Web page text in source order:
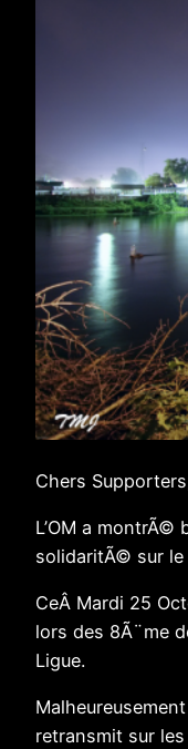
Chers
L’OM a
solidaritÃ© sur le
CeÂ Mardi 25
lors des 8Ã¨me
Ligue.
retransmit sur